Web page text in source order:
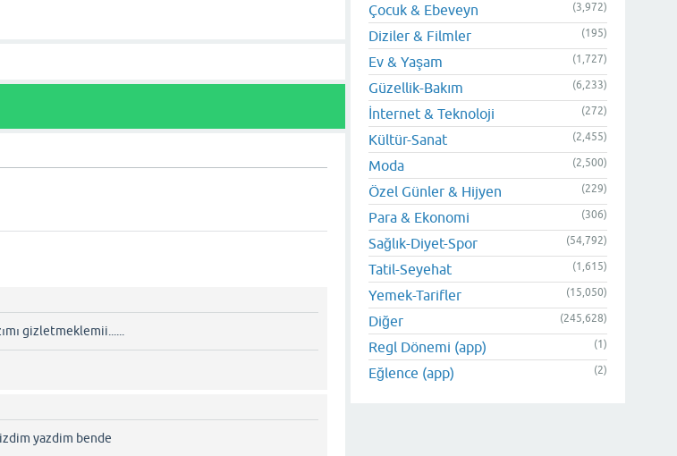
gizletmeklemii......
yazdim bende
Çocuk & Ebeveyn (3,972)
Diziler & Filmler (195)
Ev & Yaşam (1,727)
Güzellik-Bakım (6,233)
İnternet & Teknoloji (272)
Kültür-Sanat (2,455)
Moda (2,500)
Özel Günler & Hijyen (229)
Para & Ekonomi (306)
Sağlık-Diyet-Spor (54,792)
Tatil-Seyehat (1,615)
Yemek-Tarifler (15,050)
Diğer (245,628)
Regl Dönemi (app) (1)
Eğlence (app) (2)